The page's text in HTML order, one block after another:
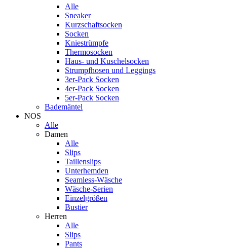
Alle
Sneaker
Kurzschaftsocken
Socken
Kniestrümpfe
Thermosocken
Haus- und Kuschelsocken
Strumpfhosen und Leggings
3er-Pack Socken
4er-Pack Socken
5er-Pack Socken
Bademäntel
NOS
Alle
Damen
Alle
Slips
Taillenslips
Unterhemden
Seamless-Wäsche
Wäsche-Serien
Einzelgrößen
Bustier
Herren
Alle
Slips
Pants